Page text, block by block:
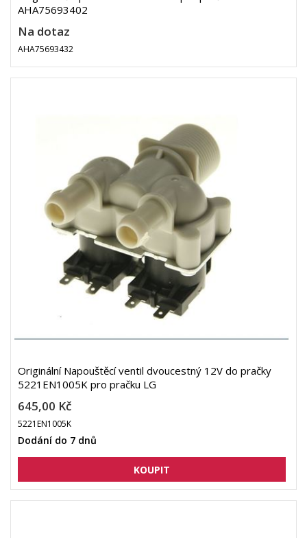
AHA75693402
Na dotaz
AHA75693432
Originální Napouštěcí ventil dvoucestný 12V do pračky
5221EN1005K pro pračku LG
645,00 Kč
5221EN1005K
Dodání do 7 dnů